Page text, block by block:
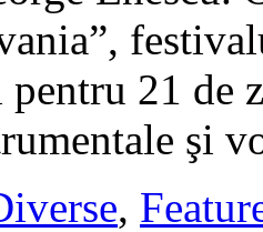
21 de
şi
,